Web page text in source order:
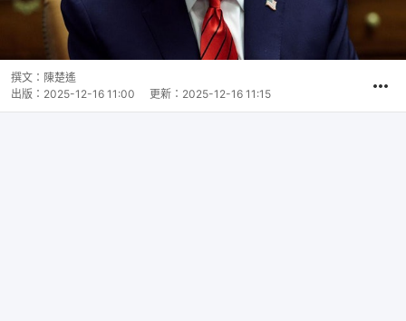
撰文： 陳楚遙
出版： 2025-12-16 11:00 更新： 2025-12-16 11:15